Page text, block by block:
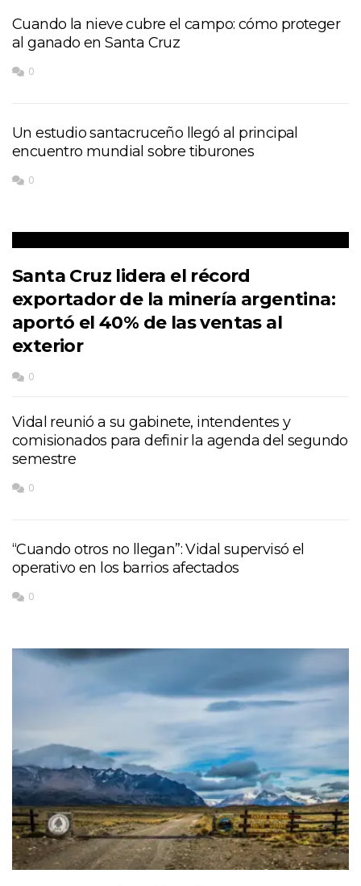
Cuando la nieve cubre el campo: cómo proteger
al ganado en Santa Cruz
0
Un estudio santacruceño llegó al principal
encuentro mundial sobre tiburones
0
Santa Cruz lidera el récord
exportador de la minería argentina:
aportó el 40% de las ventas al
exterior
0
Vidal reunió a su gabinete, intendentes y
comisionados para definir la agenda del segundo
semestre
0
“Cuando otros no llegan”: Vidal supervisó el
operativo en los barrios afectados
0